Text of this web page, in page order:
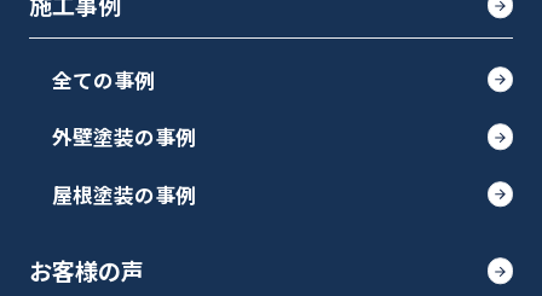
全ての事例
外壁塗装の事例
屋根塗装の事例
お客様の声